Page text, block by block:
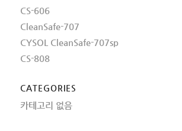
CS-606
CleanSafe-707
CYSOL CleanSafe-707sp
CS-808
CATEGORIES
카테고리 없음